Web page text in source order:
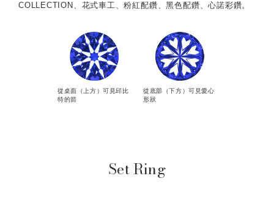
COLLECTION、花式車工、粉紅配鑽、黑色配鑽、心諾彩鑽。
從桌面（上方）可見邱比
特的箭
從底部（下方）可見愛心
形狀
Set Ring